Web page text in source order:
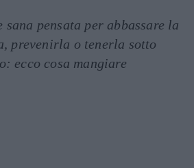
sana pensata per abbassare la
prevenirla o tenerla sotto
ecco cosa mangiare